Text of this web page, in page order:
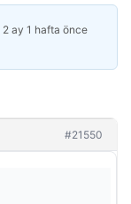
2 ay 1 hafta önce
#21550